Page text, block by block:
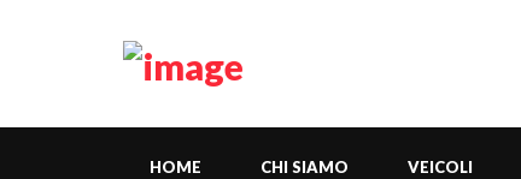
HOME CHI SIAMO VEICOLI